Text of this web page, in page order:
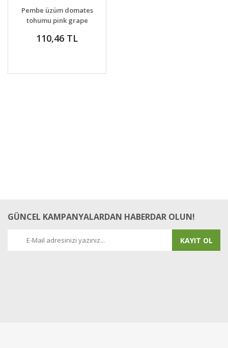
DETAYLAR
VER
Pembe üzüm domates
tohumu pink grape
110,46 TL
GÜNCEL KAMPANYALARDAN HABERDAR OLUN!
KAYIT OL